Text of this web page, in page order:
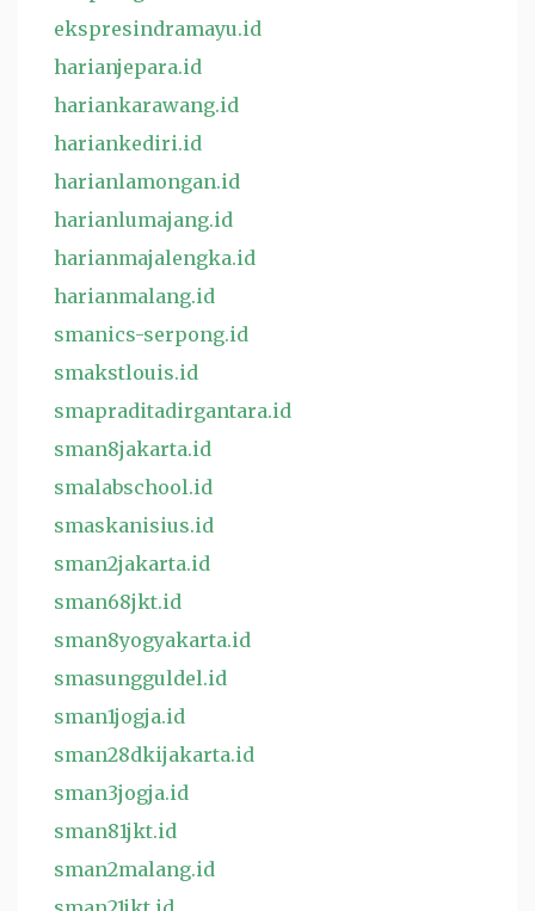
ekspresindramayu.id
harianjepara.id
hariankarawang.id
hariankediri.id
harianlamongan.id
harianlumajang.id
harianmajalengka.id
harianmalang.id
smanics-serpong.id
smakstlouis.id
smapraditadirgantara.id
sman8jakarta.id
smalabschool.id
smaskanisius.id
sman2jakarta.id
sman68jkt.id
sman8yogyakarta.id
smasungguldel.id
sman1jogja.id
sman28dkijakarta.id
sman3jogja.id
sman81jkt.id
sman2malang.id